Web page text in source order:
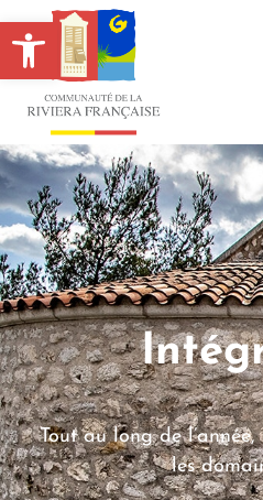
Ouvrir la barre
Tout au long de
les